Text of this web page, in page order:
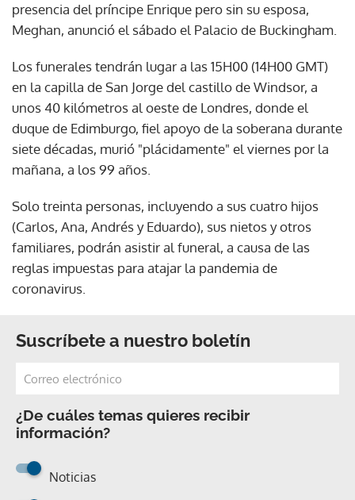
presencia del príncipe Enrique pero sin su esposa,
Meghan, anunció el sábado el Palacio de Buckingham.
Los funerales tendrán lugar a las 15H00 (14H00 GMT)
en la capilla de San Jorge del castillo de Windsor, a
unos 40 kilómetros al oeste de Londres, donde el
duque de Edimburgo, fiel apoyo de la soberana durante
siete décadas, murió "plácidamente" el viernes por la
mañana, a los 99 años.
Solo treinta personas, incluyendo a sus cuatro hijos
(Carlos, Ana, Andrés y Eduardo), sus nietos y otros
familiares, podrán asistir al funeral, a causa de las
reglas impuestas para atajar la pandemia de
coronavirus.
Suscríbete a nuestro boletín
¿De cuáles temas quieres recibir
información?
Noticias